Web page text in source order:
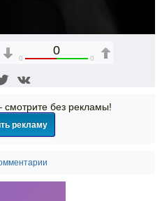
0
0 0
без рекламы!
рекламу